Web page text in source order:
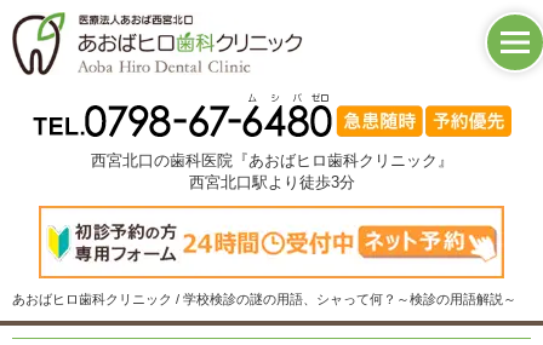
西宮北口の歯科医院『あおばヒロ歯科クリニック』
西宮北口駅より徒歩3分
あおばヒロ歯科クリニック / 学校検診の謎の用語、シャって何？～検診の用語解説～